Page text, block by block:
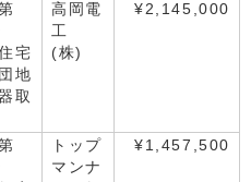
宅
地
取
高岡電
工
(株)
¥2,145,000
トップ
マンナ
¥1,457,500